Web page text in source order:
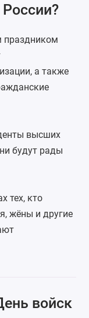
праздником
а также
высших
будут рады
тех, кто
жёны и другие
войск